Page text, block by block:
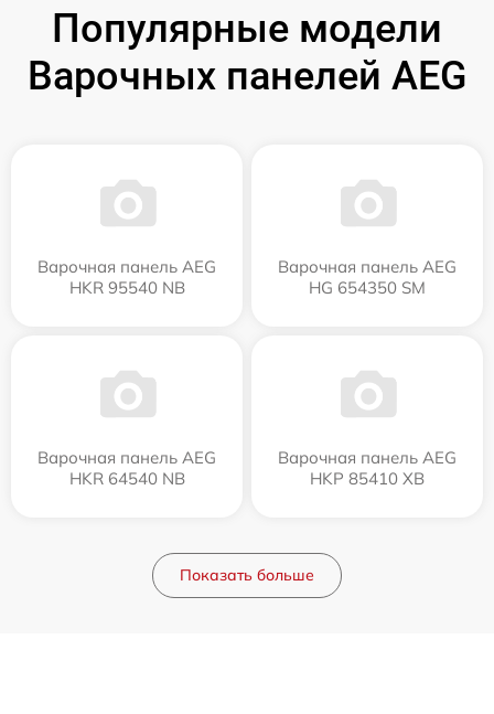
Популярные модели
Варочных панелей AEG
Варочная панель AEG
HKR 95540 NB
Варочная панель AEG
HG 654350 SM
Варочная панель AEG
HKR 64540 NB
Варочная панель AEG
HKP 85410 XB
Показать больше